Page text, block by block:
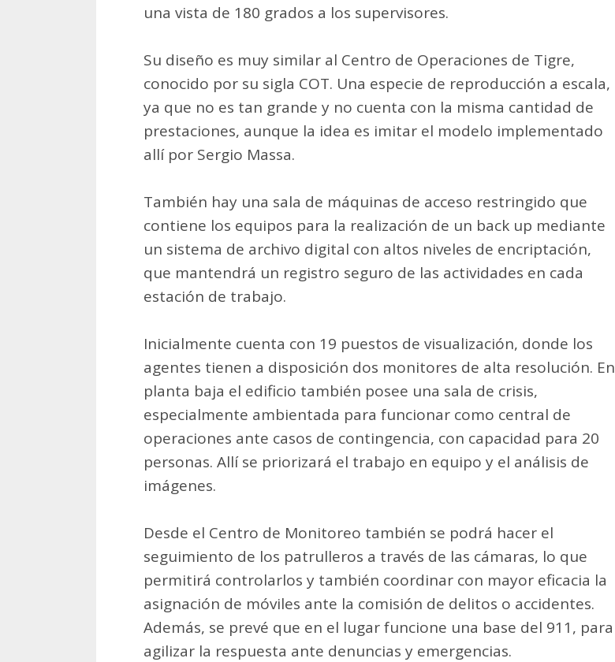
una vista de 180 grados a los supervisores.
Su diseño es muy similar al Centro de Operaciones de Tigre,
conocido por su sigla COT. Una especie de reproducción a escala,
ya que no es tan grande y no cuenta con la misma cantidad de
prestaciones, aunque la idea es imitar el modelo implementado
allí por Sergio Massa.
También hay una sala de máquinas de acceso restringido que
contiene los equipos para la realización de un back up mediante
un sistema de archivo digital con altos niveles de encriptación,
que mantendrá un registro seguro de las actividades en cada
estación de trabajo.
Inicialmente cuenta con 19 puestos de visualización, donde los
agentes tienen a disposición dos monitores de alta resolución. En
planta baja el edificio también posee una sala de crisis,
especialmente ambientada para funcionar como central de
operaciones ante casos de contingencia, con capacidad para 20
personas. Allí se priorizará el trabajo en equipo y el análisis de
imágenes.
Desde el Centro de Monitoreo también se podrá hacer el
seguimiento de los patrulleros a través de las cámaras, lo que
permitirá controlarlos y también coordinar con mayor eficacia la
asignación de móviles ante la comisión de delitos o accidentes.
Además, se prevé que en el lugar funcione una base del 911, para
agilizar la respuesta ante denuncias y emergencias.